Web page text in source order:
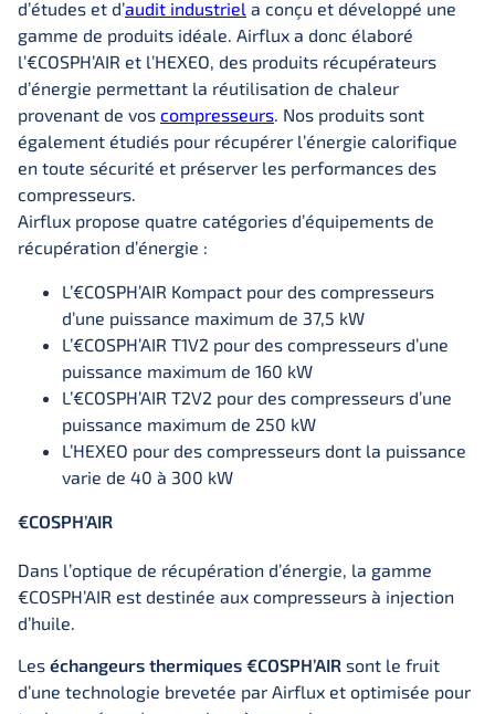
d’études et d’audit industriel a conçu et développé une
gamme de produits idéale. Airflux a donc élaboré
l’€COSPH’AIR et l’HEXEO, des produits récupérateurs
d’énergie permettant la réutilisation de chaleur
provenant de vos compresseurs. Nos produits sont
également étudiés pour récupérer l’énergie calorifique
en toute sécurité et préserver les performances des
compresseurs.
Airflux propose quatre catégories d’équipements de
récupération d’énergie :
L’€COSPH’AIR Kompact pour des compresseurs
d’une puissance maximum de 37,5 kW
L’€COSPH’AIR T1V2 pour des compresseurs d’une
puissance maximum de 160 kW
L’€COSPH’AIR T2V2 pour des compresseurs d’une
puissance maximum de 250 kW
L’HEXEO pour des compresseurs dont la puissance
varie de 40 à 300 kW
€COSPH’AIR
Dans l’optique de récupération d’énergie, la gamme
€COSPH’AIR est destinée aux compresseurs à injection
d’huile.
Les échangeurs thermiques €COSPH’AIR sont le fruit
d’une technologie brevetée par Airflux et optimisée pour